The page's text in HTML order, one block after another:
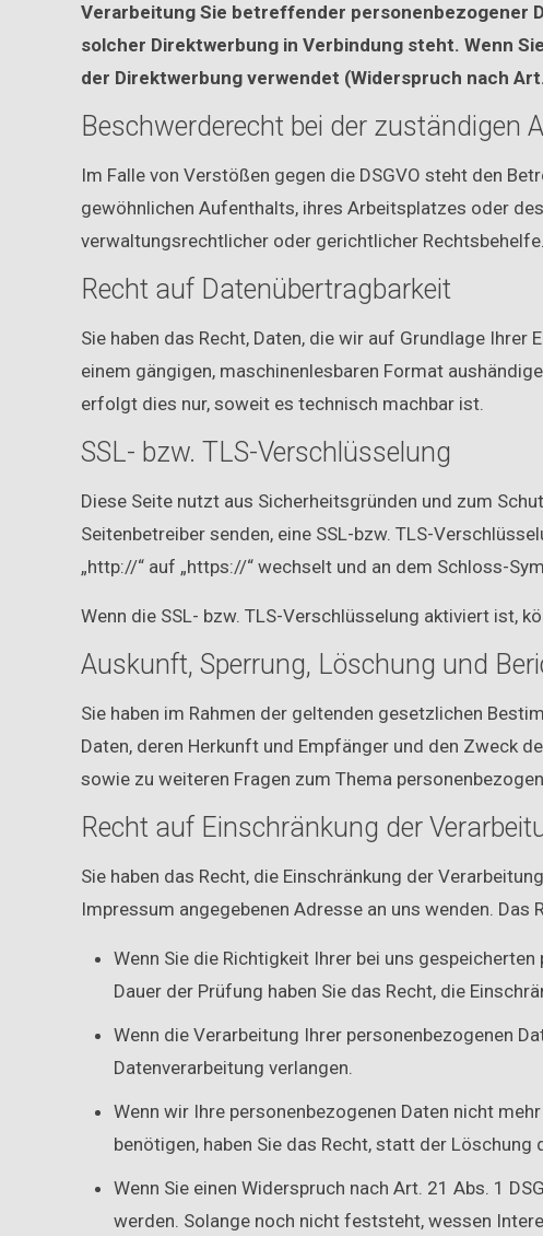
Verarbeitung Sie betreffender personenbezogener
solcher Direktwerbung in Verbindung steht. Wenn
der Direktwerbung verwendet (Widerspruch nach Art.
Beschwerderecht bei der zuständigen
Im Falle von Verstößen gegen die DSGVO steht den
gewöhnlichen Aufenthalts, ihres Arbeitsplatzes oder
verwaltungsrechtlicher oder gerichtlicher Rechtsbehelfe.
Recht auf Datenübertragbarkeit
Sie haben das Recht, Daten, die wir auf Grundlage
einem gängigen, maschinenlesbaren Format
erfolgt dies nur, soweit es technisch machbar ist.
SSL- bzw. TLS-Verschlüsselung
Diese Seite nutzt aus Sicherheitsgründen und zum
Seitenbetreiber senden, eine SSL-bzw. TLS-
„http://“ auf „https://“ wechselt und an dem Schloss-
Wenn die SSL- bzw. TLS-Verschlüsselung aktiviert ist,
Auskunft, Sperrung, Löschung und
Sie haben im Rahmen der geltenden gesetzlichen
Daten, deren Herkunft und Empfänger und den Zweck
sowie zu weiteren Fragen zum Thema
Recht auf Einschränkung der
Sie haben das Recht, die Einschränkung der
Impressum angegebenen Adresse an uns wenden.
Wenn Sie die Richtigkeit Ihrer bei uns
Dauer der Prüfung haben Sie das Recht, die
Wenn die Verarbeitung Ihrer personenbezogenen
Datenverarbeitung verlangen.
Wenn wir Ihre personenbezogenen Daten nicht
benötigen, haben Sie das Recht, statt der
Wenn Sie einen Widerspruch nach Art. 21 Abs. 1
werden. Solange noch nicht feststeht, wessen